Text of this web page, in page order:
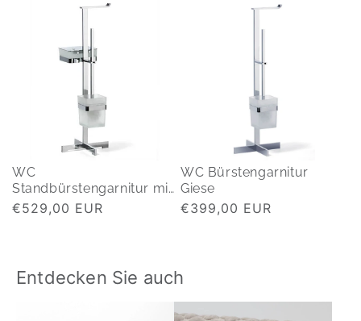
WC
Standbürstengarnitur mit
Feuchtpapierbehälter
Normaler
€529,00 EUR
WC Bürstengarnitur
Giese
Normaler
€399,00 EUR
Entdecken Sie auch